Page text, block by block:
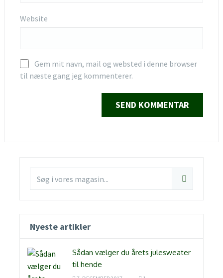
Website
Gem mit navn, mail og websted i denne browser
til næste gang jeg kommenterer.
Nyeste artikler
Sådan vælger du årets julesweater
til hende